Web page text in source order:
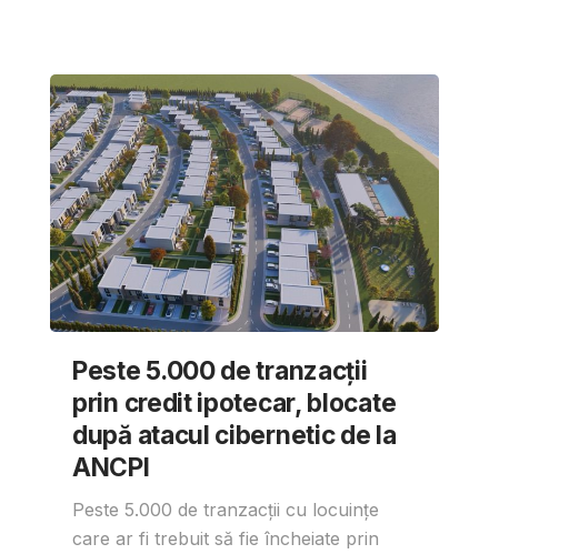
Peste 5.000 de tranzacții
prin credit ipotecar, blocate
după atacul cibernetic de la
ANCPI
Peste 5.000 de tranzacții cu locuințe
care ar fi trebuit să fie încheiate prin